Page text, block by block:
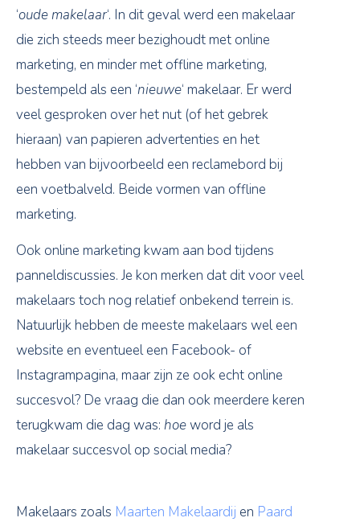
‘oude makelaar‘. In dit geval werd een makelaar
die zich steeds meer bezighoudt met online
marketing, en minder met offline marketing,
bestempeld als een ‘nieuwe‘ makelaar. Er werd
veel gesproken over het nut (of het gebrek
hieraan) van papieren advertenties en het
hebben van bijvoorbeeld een reclamebord bij
een voetbalveld. Beide vormen van offline
marketing.
Ook online marketing kwam aan bod tijdens
panneldiscussies. Je kon merken dat dit voor veel
makelaars toch nog relatief onbekend terrein is.
Natuurlijk hebben de meeste makelaars wel een
website en eventueel een Facebook- of
Instagrampagina, maar zijn ze ook echt online
succesvol? De vraag die dan ook meerdere keren
terugkwam die dag was:hoeword je als
makelaar succesvol op social media?
Makelaars zoals Maarten Makelaardij en Paard